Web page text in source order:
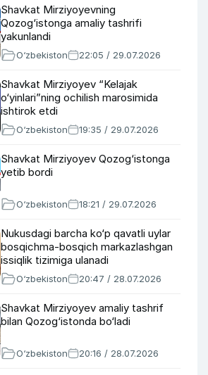
Shavkat Mirziyoyevning
Qozog‘istonga amaliy tashrifi
yakunlandi
O‘zbekiston 22:05 / 29.07.2026
Shavkat Mirziyoyev “Kelajak
o‘yinlari”ning ochilish marosimida
ishtirok etdi
O‘zbekiston 19:35 / 29.07.2026
Shavkat Mirziyoyev Qozog‘istonga
yetib bordi
O‘zbekiston 18:21 / 29.07.2026
Nukusdagi barcha ko‘p qavatli uylar
bosqichma-bosqich markazlashgan
issiqlik tizimiga ulanadi
O‘zbekiston 20:47 / 28.07.2026
Shavkat Mirziyoyev amaliy tashrif
bilan Qozog‘istonda bo‘ladi
O‘zbekiston 20:16 / 28.07.2026